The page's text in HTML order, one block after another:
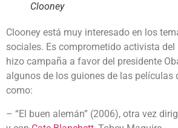
Clooney
Clooney está muy interesado en los
sociales. Es comprometido activista
hizo campaña a favor del presidente
algunos de los guiones de las películas
como:
– “El buen alemán” (2006), otra vez